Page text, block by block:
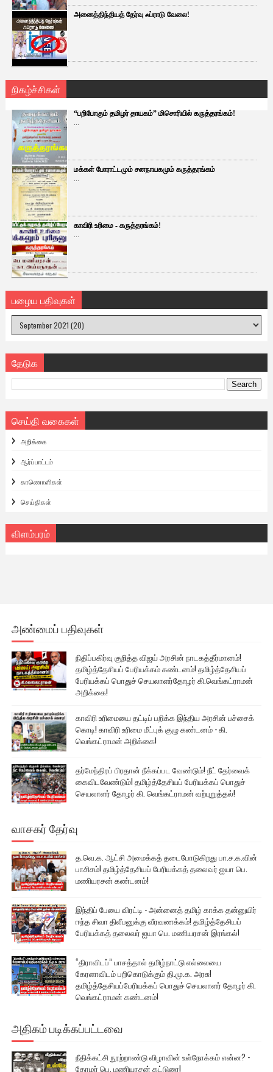
அனைத்திந்தியத் தேர்வு ஃப்ராடு வேலை!
நிகழ்ச்சிகள்
“பறிபோகும் தமிழர் தாயகம்” மிசொரியில் கருத்தரங்கம்!
...
மக்கள் போராட்டமும் சனநாயகமும் கருத்தரங்கம்
...
காவிரி உரிமை - கருத்தரங்கம்!
...
பழைய பதிவுகள்
தேடுக
செய்தி வகைகள்
அறிக்கை
ஆர்ப்பாட்டம்
காணொளிகள்
செய்திகள்
விளம்பரம்
அண்மைப் பதிவுகள்
நிதிப்பகிர்வு குறித்த விஜய் அரசின் நாடகத்தீர்மானம்!
தமிழ்த்தேசியப் பேரியக்கம் கண்டனம்! தமிழ்த்தேசியப்
பேரியக்கப் பொதுச் செயலாளர்தோழர் கி.வெங்கட்ராமன்
அறிக்கை!
காவிரி உரிமையை தட்டிப் பறிக்க இந்திய அரசின் பச்சைக்
கொடி! காவிரி உரிமை மீட்புக் குழு கண்டனம் - கி.
வெங்கட்ராமன் அறிக்கை!
தர்மேந்திரப் பிரதான் நீக்கப்பட வேண்டும்! நீட் தேர்வைக்
கைவிடவேண்டும்! தமிழ்த்தேசியப் பேரியக்கப் பொதுச்
செயலாளர் தோழர் கி. வெங்கட்ராமன் வற்புறுத்தல்!
வாசகர் தேர்வு
த.வெ.க. ஆட்சி அமைக்கத் தடைபோடுகிறது பா.ச.க.வின்
பாசிசம்! தமிழ்த்தேசியப் பேரியக்கத் தலைவர் ஐயா பெ.
மணியரசன் கண்டனம்!
இந்திப் பேயை விரட்டி - அன்னைத் தமிழ் காக்க தன்னுயிர்
ஈந்த சிவா திலீபனுக்கு வீரவணக்கம்! தமிழ்த்தேசியப்
பேரியக்கத் தலைவர் ஐயா பெ. மணியரசன் இரங்கல்!
“திராவிடப்” பாசத்தால் தமிழ்நாட்டு எல்லையை
கேரளாவிடம் பறிகொடுக்கும் தி.மு.க. அரசு!
தமிழ்த்தேசியப்பேரியக்கப் பொதுச் செயலாளர் தோழர் கி.
வெங்கட்ராமன் கண்டனம்!
அதிகம் படிக்கப்பட்டவை
நீதிக்கட்சி நூற்றாண்டு விழாவின் உள்நோக்கம் என்ன? -
தோழர் பெ. மணியரசன் கட்டுரை!